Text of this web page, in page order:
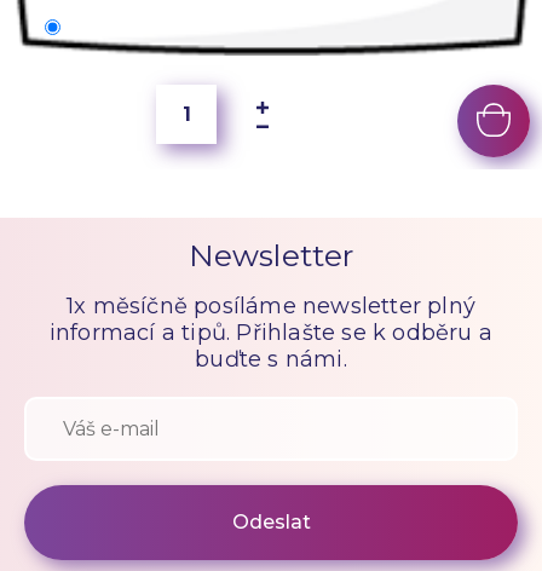
400 Kč
Newsletter
1x měsíčně posíláme newsletter plný
informací a tipů. Přihlašte se k odběru a
buďte s námi.